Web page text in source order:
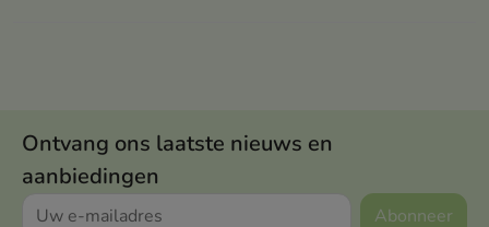
Ontvang ons laatste nieuws en
aanbiedingen